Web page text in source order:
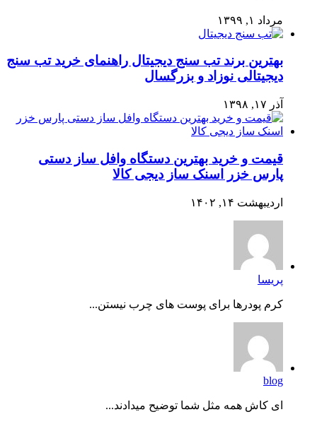
مرداد ۱, ۱۳۹۹
بهترین برند تب سنج دیجیتال راهنمای خرید تب سنج
دیجیتالی نوزاد و بزرگسال
آذر ۱۷, ۱۳۹۸
قیمت و خرید بهترین دستگاه وافل ساز دستی
پارس خزر اسنک ساز دیجی کالا
اردیبهشت ۱۴, ۱۴۰۲
پریسا
کرم پودرها برای پوست های چرب نیستن...
blog
ای کاش همه مثل شما توضیح میدادند...